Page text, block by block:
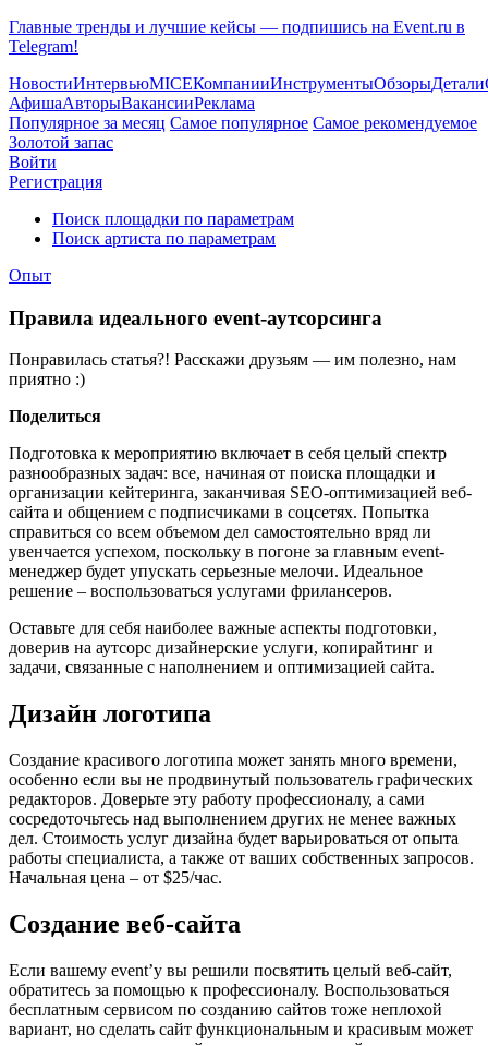
Главные тренды и лучшие кейсы — подпишись на Event.ru в
Telegram!
НовостиИнтервьюMICEКомпанииИнструментыОбзорыДетали
АфишаАвторыВакансииРеклама
Популярное за месяц Самое популярное Самое рекомендуемое
Золотой запас
Войти
Регистрация
Поиск площадки по параметрам
Поиск артиста по параметрам
Опыт
Правила идеального event-аутсорсинга
Понравилась статья?! Расскажи друзьям — им полезно, нам
приятно :)
Поделиться
Подготовка к мероприятию включает в себя целый спектр
разнообразных задач: все, начиная от поиска площадки и
организации кейтеринга, заканчивая SEO-оптимизацией веб-
сайта и общением с подписчиками в соцсетях. Попытка
справиться со всем объемом дел самостоятельно вряд ли
увенчается успехом, поскольку в погоне за главным event-
менеджер будет упускать серьезные мелочи. Идеальное
решение – воспользоваться услугами фрилансеров.
Оставьте для себя наиболее важные аспекты подготовки,
доверив на аутсорс дизайнерские услуги, копирайтинг и
задачи, связанные с наполнением и оптимизацией сайта.
Дизайн логотипа
Создание красивого логотипа может занять много времени,
особенно если вы не продвинутый пользователь графических
редакторов. Доверьте эту работу профессионалу, а сами
сосредоточьтесь над выполнением других не менее важных
дел. Стоимость услуг дизайна будет варьироваться от опыта
работы специалиста, а также от ваших собственных запросов.
Начальная цена – от $25/час.
Создание веб-сайта
Если вашему event’у вы решили посвятить целый веб-сайт,
обратитесь за помощью к профессионалу. Воспользоваться
бесплатным сервисом по созданию сайтов тоже неплохой
вариант, но сделать сайт функциональным и красивым может